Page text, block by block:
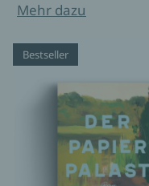
Mehr dazu
Bestseller